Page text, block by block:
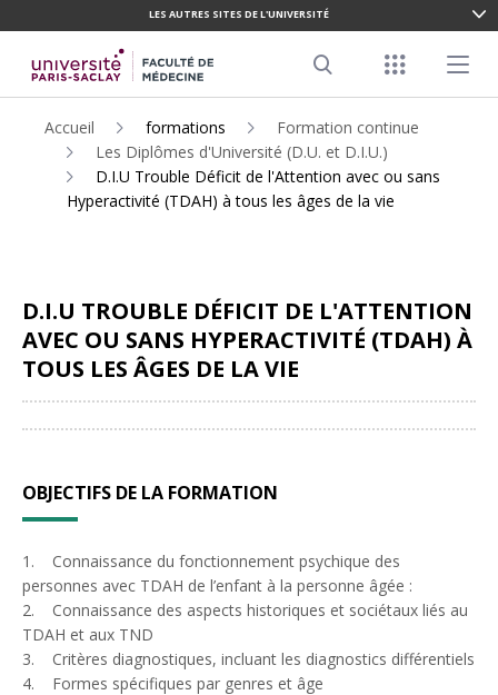
CONTENU
PRINCIPAL
LES AUTRES SITES DE L'UNIVERSITÉ
Menu Menu
Accueil formations
Formation continue
Les Diplômes d'Université (D.U. et D.I.U.)
D.I.U Trouble Déficit de l'Attention avec ou sans
Hyperactivité (TDAH) à tous les âges de la vie
D.I.U TROUBLE DÉFICIT DE L'ATTENTION
AVEC OU SANS HYPERACTIVITÉ (TDAH) À
TOUS LES ÂGES DE LA VIE
OBJECTIFS DE LA FORMATION
1. Connaissance du fonctionnement psychique des
personnes avec TDAH de l’enfant à la personne âgée :
2. Connaissance des aspects historiques et sociétaux liés au
TDAH et aux TND
3. Critères diagnostiques, incluant les diagnostics différentiels
4. Formes spécifiques par genres et âge